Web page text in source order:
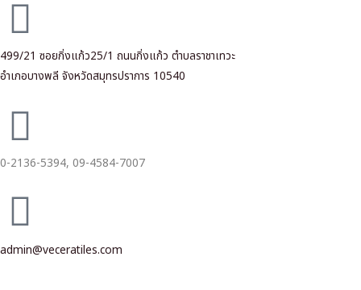
499/21 ซอยกิ่งแก้ว25/1 ถนนกิ่งแก้ว ตำบลราชาเทวะ
อำเภอบางพลี จังหวัดสมุทรปราการ 10540
0-2136-5394, 09-4584-7007
admin@veceratiles.com